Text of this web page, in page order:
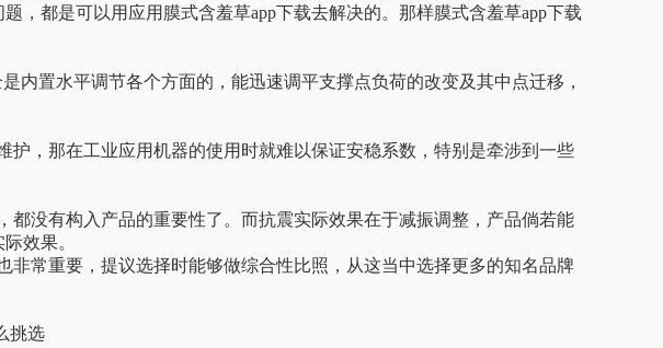
，都是可以用应用膜式含羞草app下载去解决的。那样膜式含羞草app下载
置水平调节各个方面的，能迅速调平支撑点负荷的改变及其中点迁移，
，那在工业应用机器的使用时就难以保证安稳系数，特别是牵涉到一些
有构入产品的重要性了。而抗震实际效果在于减振调整，产品倘若能
果。
常重要，提议选择时能够做综合性比照，从这当中选择更多的知名品牌